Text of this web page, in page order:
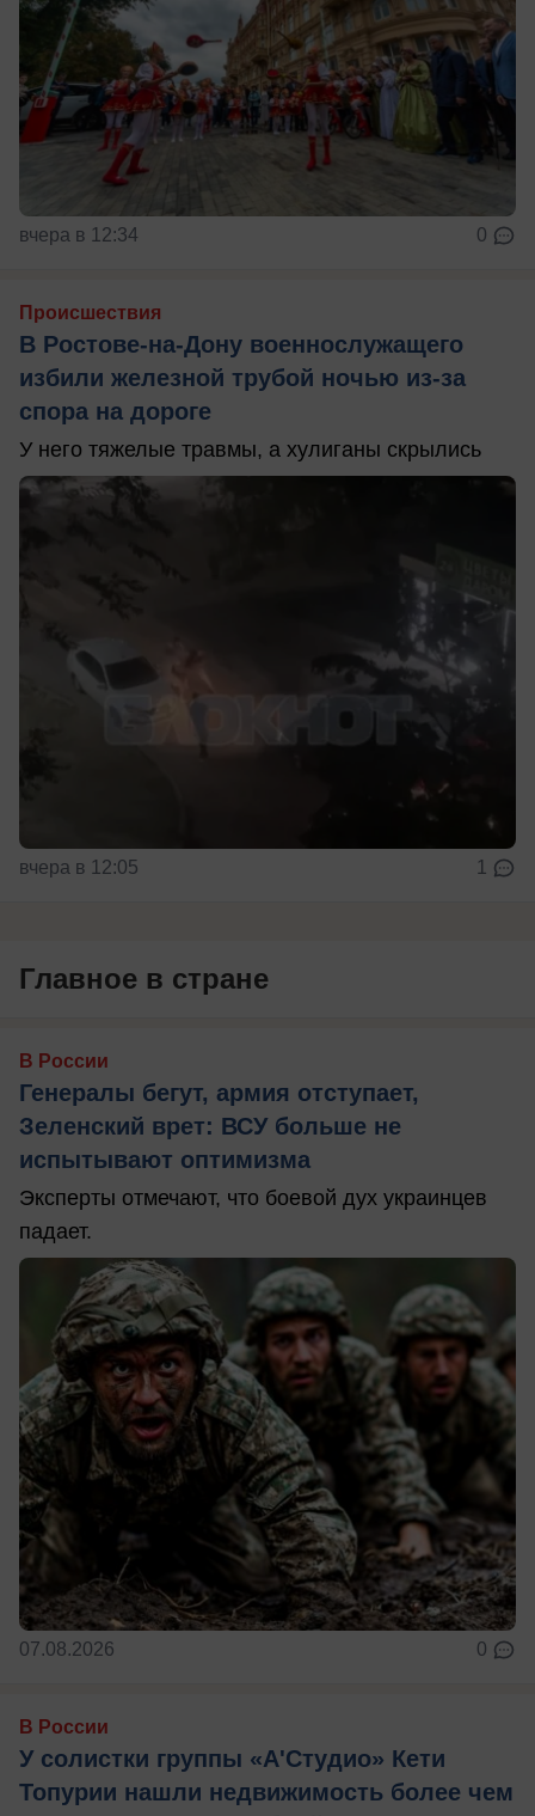
вчера в 12:34 0
Происшествия
В Ростове-на-Дону военнослужащего
избили железной трубой ночью из-за
спора на дороге
У него тяжелые травмы, а хулиганы скрылись
вчера в 12:05 1
Главное в стране
В России
Генералы бегут, армия отступает,
Зеленский врет: ВСУ больше не
испытывают оптимизма
Эксперты отмечают, что боевой дух украинцев
падает.
07.08.2026 0
В России
У солистки группы «А'Студио» Кети
Топурии нашли недвижимость более чем